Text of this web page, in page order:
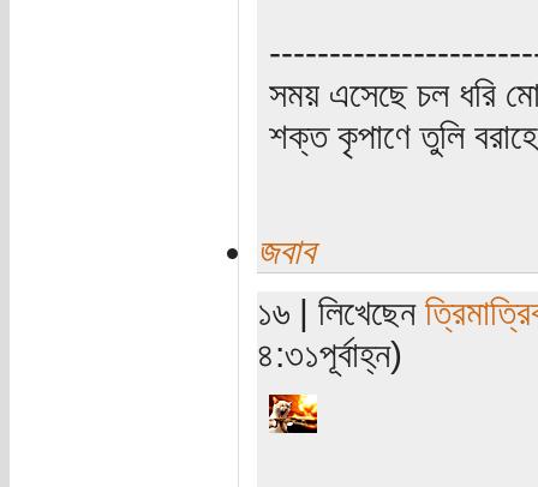
সময় এসেছে চল ধরি
শক্ত কৃপাণে তুলি
জবাব
১৬ | লিখেছেন
৪:৩১পূর্বাহ্ন)